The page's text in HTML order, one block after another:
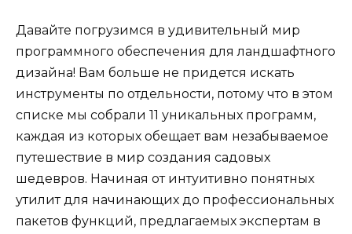
Давайте погрузимся в удивительный мир
программного обеспечения для ландшафтного
дизайна! Вам больше не придется искать
инструменты по отдельности, потому что в этом
списке мы собрали 11 уникальных программ,
каждая из которых обещает вам незабываемое
путешествие в мир создания садовых
шедевров. Начиная от интуитивно понятных
утилит для начинающих до профессиональных
пакетов функций, предлагаемых экспертам в